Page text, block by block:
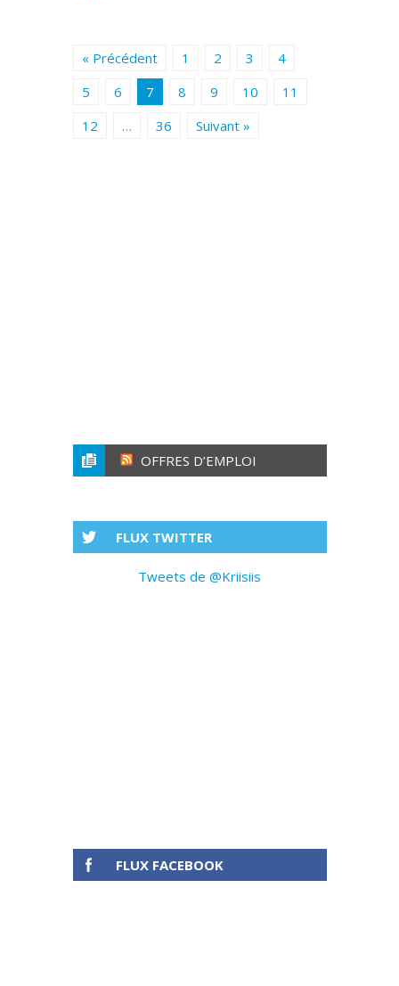
« Précédent 1 2 3
4
5
6 7 8 9 10
11
12
… 36 Suivant »
OFFRES D’EMPLOI
FLUX TWITTER
Tweets de @Kriisiis
FLUX FACEBOOK